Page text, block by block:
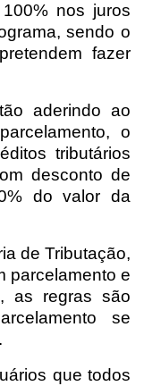
nos juros
sendo o
fazer
aderindo ao
o
tributários
desconto de
do valor da
de Tributação,
parcelamento e
as regras são
se
que todos